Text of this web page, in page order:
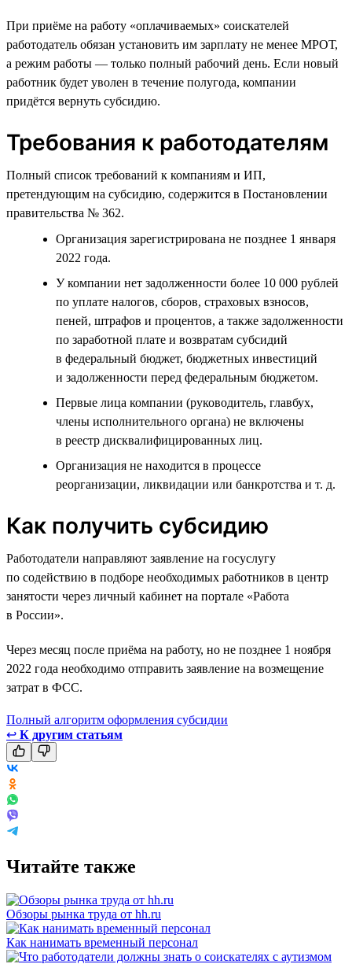
При приёме на работу «оплачиваемых» соискателей
работодатель обязан установить им зарплату не менее МРОТ,
а режим работы — только полный рабочий день. Если новый
работник будет уволен в течение полугода, компании
придётся вернуть субсидию.
Требования к работодателям
Полный список требований к компаниям и ИП,
претендующим на субсидию, содержится в Постановлении
правительства № 362.
Организация зарегистрирована не позднее 1 января
2022 года.
У компании нет задолженности более 10 000 рублей
по уплате налогов, сборов, страховых взносов,
пеней, штрафов и процентов, а также задолженности
по заработной плате и возвратам субсидий
в федеральный бюджет, бюджетных инвестиций
и задолженности перед федеральным бюджетом.
Первые лица компании (руководитель, главбух,
члены исполнительного органа) не включены
в реестр дисквалифицированных лиц.
Организация не находится в процессе
реорганизации, ликвидации или банкротства и т. д.
Как получить субсидию
Работодатели направляют заявление на госуслугу
по содействию в подборе необходимых работников в центр
занятости через личный кабинет на портале «Работа
в России».
Через месяц после приёма на работу, но не позднее 1 ноября
2022 года необходимо отправить заявление на возмещение
затрат в ФСС.
Полный алгоритм оформления субсидии
↩ К другим статьям
Читайте также
Обзоры рынка труда от hh.ru
Как нанимать временный персонал